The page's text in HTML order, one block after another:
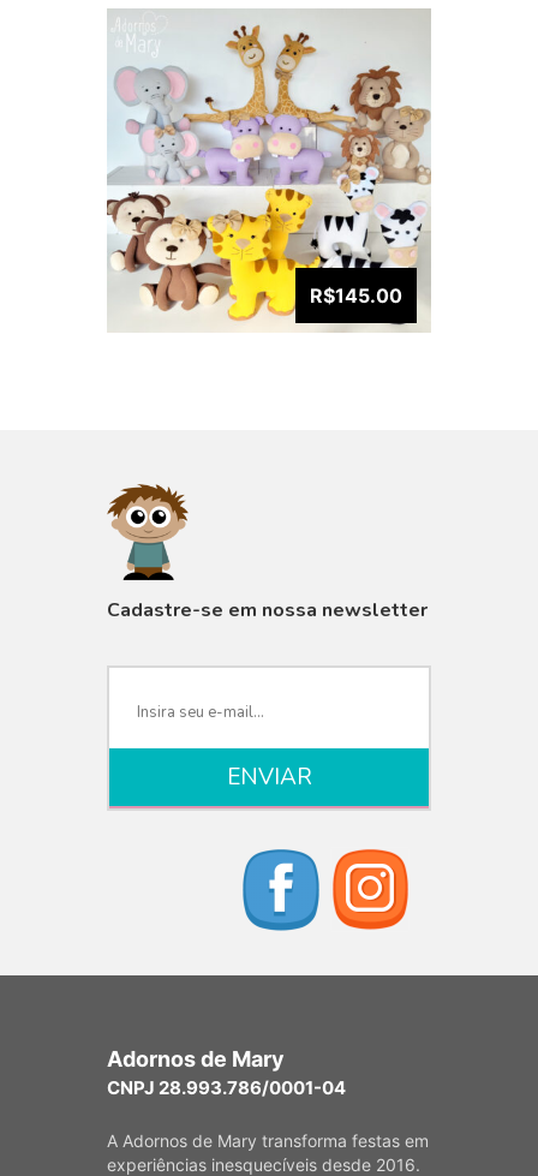
R$145.00
Cadastre-se em nossa newsletter
Adornos de Mary
CNPJ 28.993.786/0001-04
A Adornos de Mary transforma festas em
experiências inesquecíveis desde 2016.